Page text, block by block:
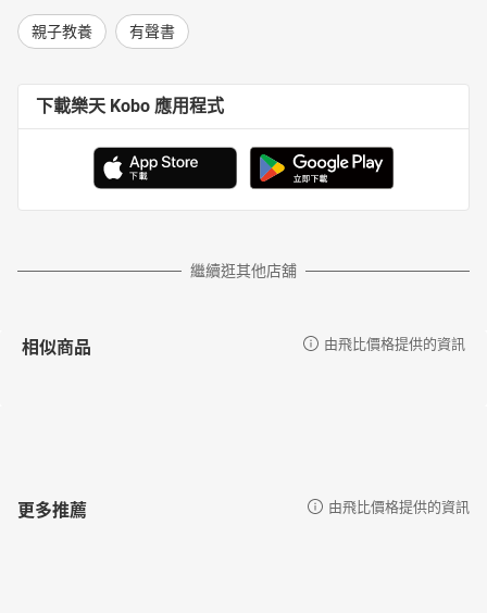
親子教養 有聲書
下載樂天 Kobo 應用程式
繼續逛其他店舖
相似商品 由飛比價格提供的資訊
更多推薦 由飛比價格提供的資訊